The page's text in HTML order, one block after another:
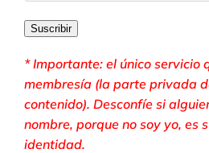
electrónico
Suscribir
* Importante: el único servicio
membresía (la parte privada
contenido). Desconfíe si
nombre, porque no soy yo, es
identidad.